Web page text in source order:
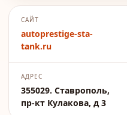
САЙТ
autoprestige-sta-
tank.ru
АДРЕС
355029. Ставрополь,
пр-кт Кулакова, д 3